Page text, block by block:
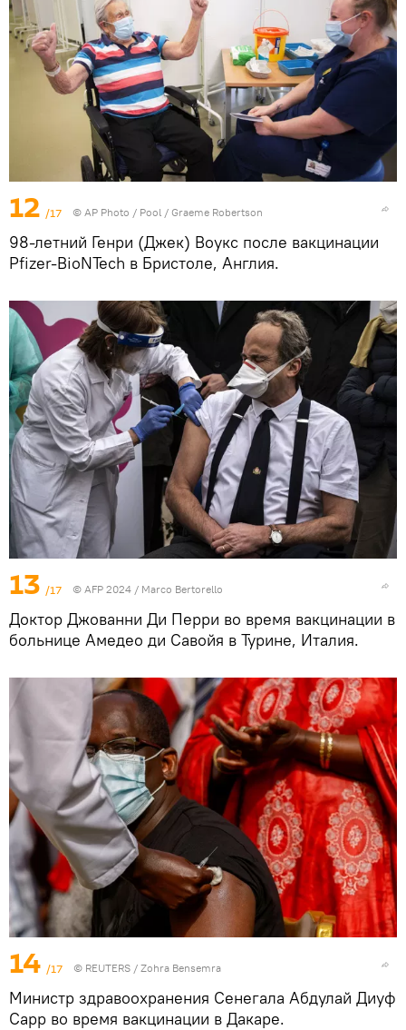
12 /17 © AP Photo / Pool / Graeme Robertson
98-летний Генри (Джек) Воукс после вакцинации
Pfizer-BioNTech в Бристоле, Англия.
13 /17 © AFP 2024 / Marco Bertorello
Доктор Джованни Ди Перри во время вакцинации в
больнице Амедео ди Савойя в Турине, Италия.
14 /17 © REUTERS / Zohra Bensemra
Министр здравоохранения Сенегала Абдулай Диуф
Сарр во время вакцинации в Дакаре.